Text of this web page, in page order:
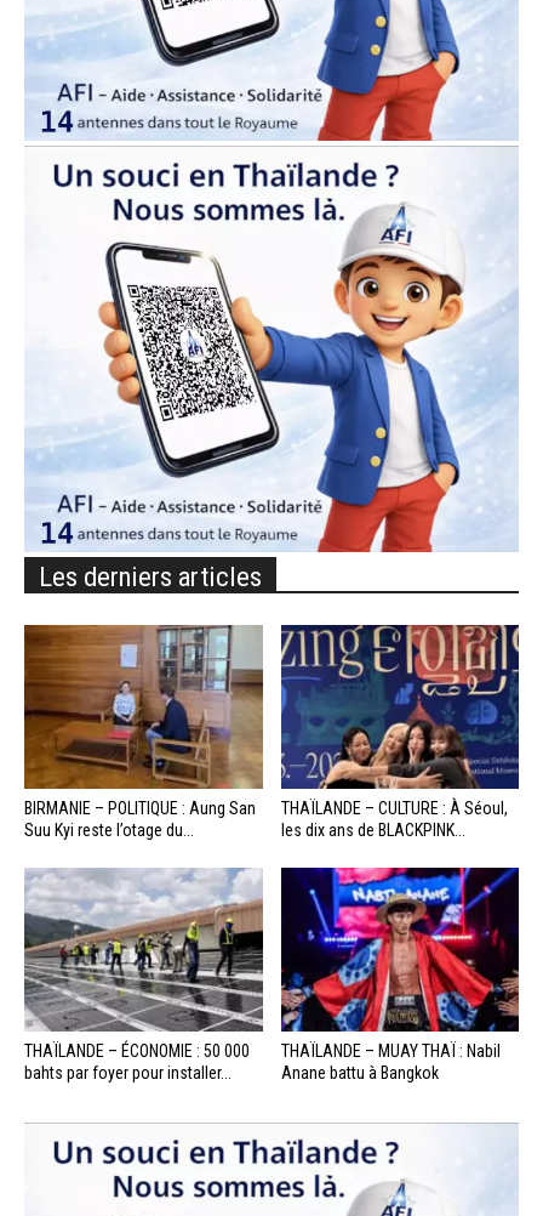
Les derniers articles
BIRMANIE – POLITIQUE : Aung San
Suu Kyi reste l’otage du...
THAÏLANDE – CULTURE : À Séoul,
les dix ans de BLACKPINK...
THAÏLANDE – ÉCONOMIE : 50 000
bahts par foyer pour installer...
THAÏLANDE – MUAY THAÏ : Nabil
Anane battu à Bangkok